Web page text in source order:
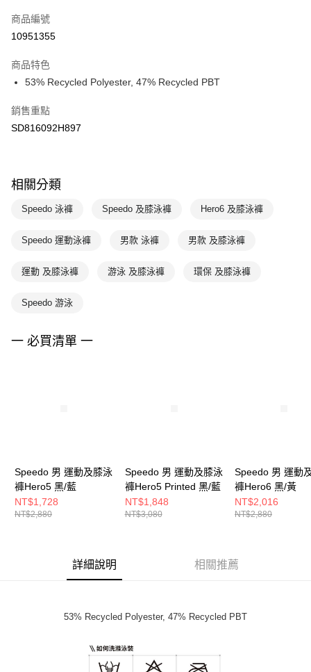
悠遊付
7-11取貨(快速到店)
商品編號
10951355
商品特色
53% Recycled Polyester, 47% Recycled PBT
銷售重點
SD816092H897
相關分類
Speedo 泳褲 Speedo 及膝泳褲 Hero6 及膝泳褲
Speedo 運動泳褲 男款 泳褲 男款 及膝泳褲
運動 及膝泳褲 游泳 及膝泳褲 環保 及膝泳褲
Speedo 游泳
一 必買清單 一
Speedo 男 運動及膝泳
褲Hero5 黑/藍
NT$1,728
NT$2,880
Speedo 男 運動及膝泳
褲Hero5 Printed 黑/藍
NT$1,848
NT$3,080
Speedo 男 運動
褲Hero6 黑/黃
NT$2,016
NT$2,880
詳細說明 相關推薦
53% Recycled Polyester, 47% Recycled PBT